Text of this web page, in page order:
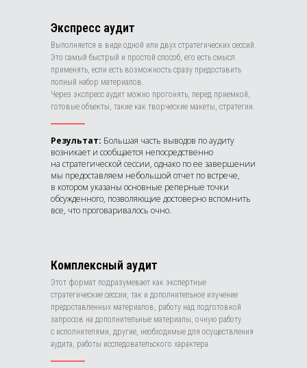
Экспресс аудит
Выполняется в виде одной или двух стратегических сессий.
Это самый быстрый и простой способ, его есть смысл
применять, если есть возможность сразу предоставить
полный набор материалов.
Через экспресс аудит можно прогонять, перед приемкой,
готовые объекты, такие как творческие макеты, стратегии.
Результат: Большая часть выводов по аудиту
возникает и сообщается непосредственно
на стратегической сессии, однако по ее завершении
мы предоставляем небольшой отчет по встрече,
в котором указаны основные реперные точки
обсужденного, позволяющие достоверно вспомнить
все, что проговаривалось очно.
Комплексный аудит
Этот формат подразумевает как экспертные
стратегические сессии, так и дополнительное изучение
предоставленных материалов, работу над подготовкой
запросов на дополнительные материалы, очную работу
с исполнителями, другие, необходимые для осуществления
аудита, работы исследовательского характера.